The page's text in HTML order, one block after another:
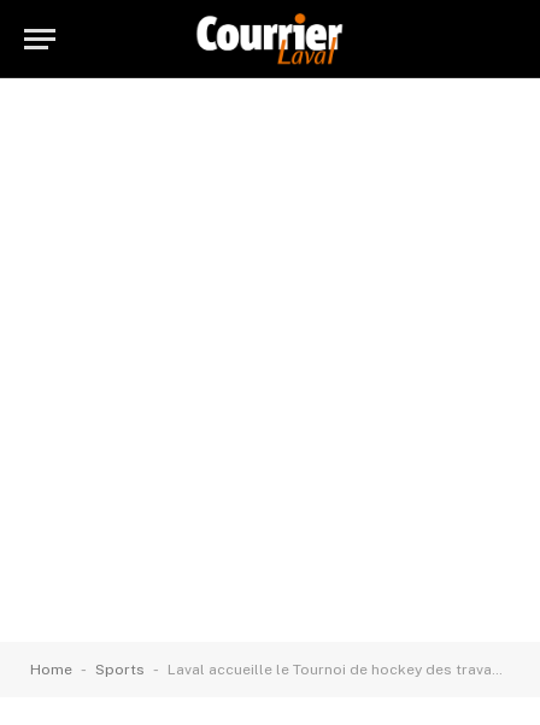
Home - Sports - Laval accueille le Tournoi de hockey des travaux publics